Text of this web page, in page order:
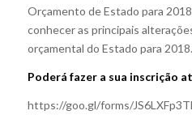
Orçamento de Estado para
conhecer as principais
orçamental do Estado para 2018.
Poderá fazer a sua inscrição
https://goo.gl/forms/